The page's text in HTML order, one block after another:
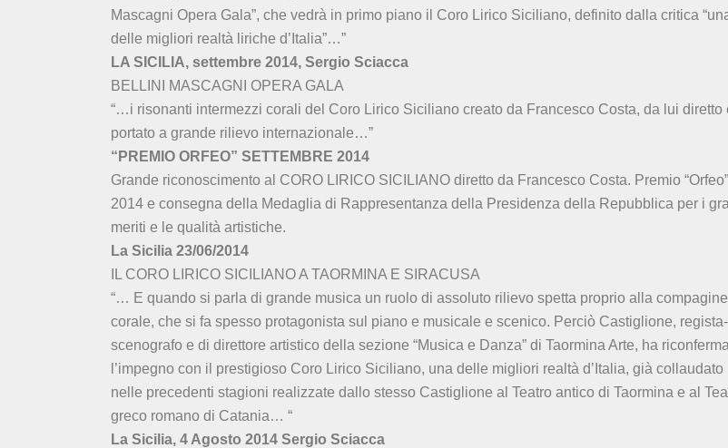
Mascagni Opera Gala”, che vedrà in primo piano il Coro Lirico Siciliano, definito dalla critica
delle migliori realtà liriche d’Italia”…”
LA SICILIA, settembre 2014, Sergio Sciacca
BELLINI MASCAGNI OPERA GALA
“…i risonanti intermezzi corali del Coro Lirico Siciliano creato da Francesco Costa, da lui diretto
portato a grande rilievo internazionale…”
“PREMIO ORFEO” SETTEMBRE 2014
Grande riconoscimento al CORO LIRICO SICILIANO diretto da Francesco Costa. Premio “Orfeo”
2014 e consegna della Medaglia di Rappresentanza della Presidenza della Repubblica per i
meriti e le qualità artistiche.
La Sicilia 23/06/2014
IL CORO LIRICO SICILIANO A TAORMINA E SIRACUSA
“… E quando si parla di grande musica un ruolo di assoluto rilievo spetta proprio alla compagine
corale, che si fa spesso protagonista sul piano e musicale e scenico. Perciò Castiglione, regista-
scenografo e di direttore artistico della sezione “Musica e Danza” di Taormina Arte, ha
l’impegno con il prestigioso Coro Lirico Siciliano, una delle migliori realtà d’Italia, già collaudato
nelle precedenti stagioni realizzate dallo stesso Castiglione al Teatro antico di Taormina e al
greco romano di Catania… “
La Sicilia, 4 Agosto 2014 Sergio Sciacca